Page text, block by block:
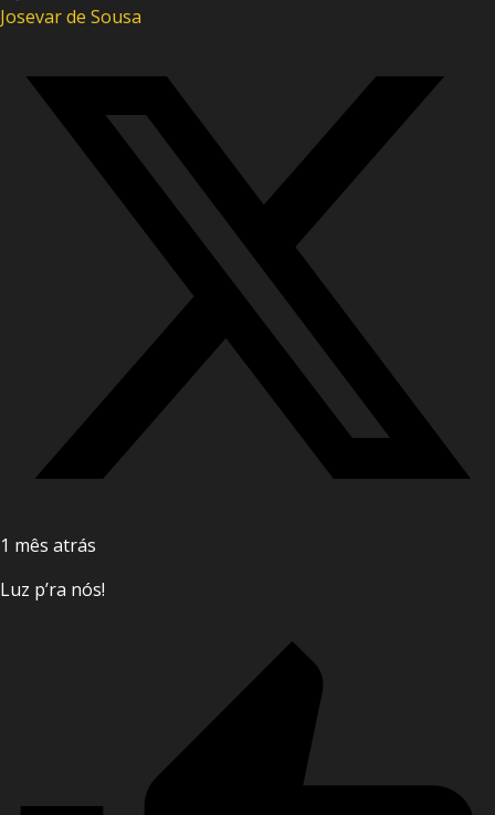
Josevar de Sousa
1 mês atrás
Luz p’ra nós!